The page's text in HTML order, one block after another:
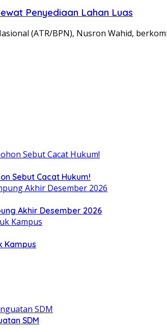
Penyediaan Lahan Luas
(ATR/BPN), Nusron Wahid,
Sebut Cacat Hukum!
Akhir Desember 2026
Kampus
SDM